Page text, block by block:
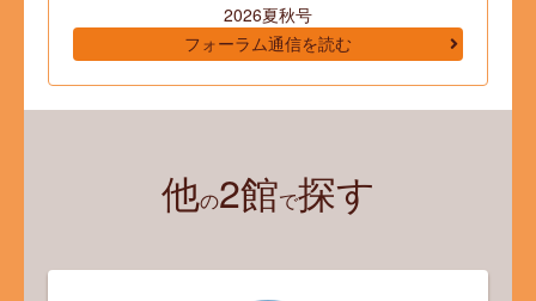
2026夏秋号
フォーラム通信を読む
他の2館で探す